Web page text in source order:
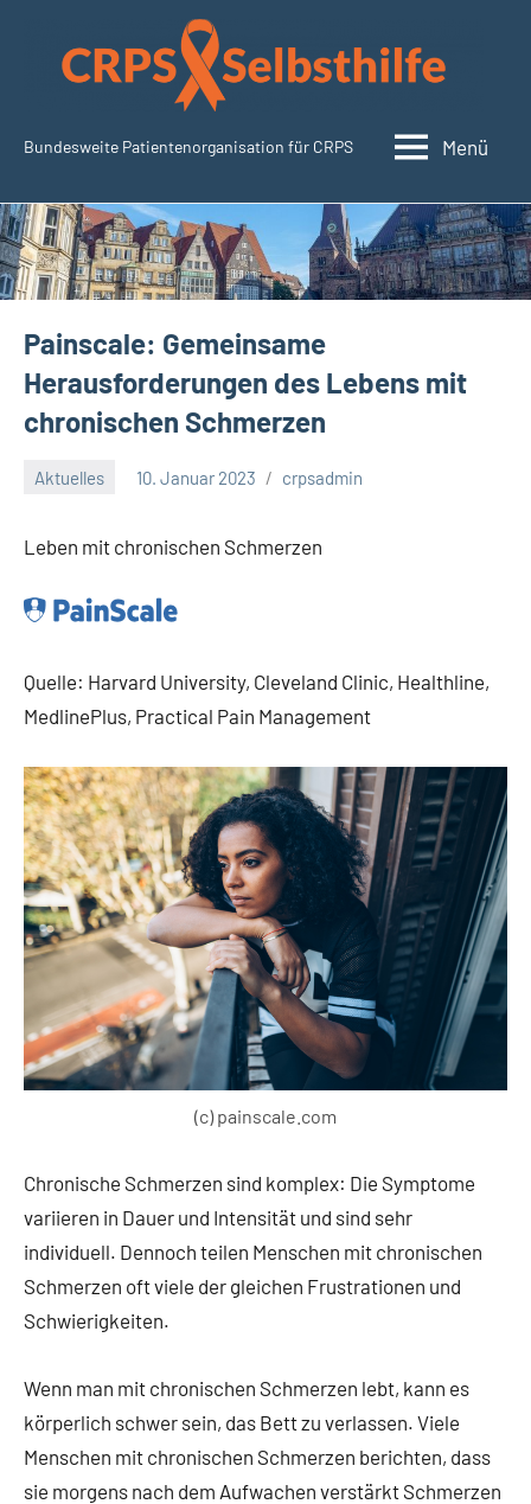
springen
SudeckSelbsthilfe.org
Bundesweite Patientenorganisation für CRPS Menü
Painscale: Gemeinsame
Herausforderungen des Lebens mit
chronischen Schmerzen
Aktuelles 10. Januar 2023 crpsadmin
Leben mit chronischen Schmerzen
Quelle: Harvard University, Cleveland Clinic, Healthline,
MedlinePlus, Practical Pain Management
(c) painscale.com
Chronische Schmerzen sind komplex: Die Symptome
variieren in Dauer und Intensität und sind sehr
individuell. Dennoch teilen Menschen mit chronischen
Schmerzen oft viele der gleichen Frustrationen und
Schwierigkeiten.
Wenn man mit chronischen Schmerzen lebt, kann es
körperlich schwer sein, das Bett zu verlassen. Viele
Menschen mit chronischen Schmerzen berichten, dass
sie morgens nach dem Aufwachen verstärkt Schmerzen